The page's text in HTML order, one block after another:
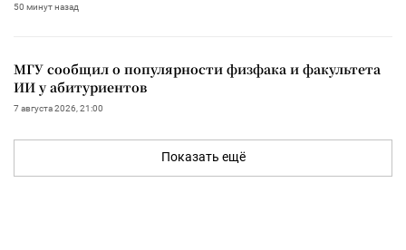
50 минут назад
МГУ сообщил о популярности физфака и факультета
ИИ у абитуриентов
7 августа 2026, 21:00
Показать ещё